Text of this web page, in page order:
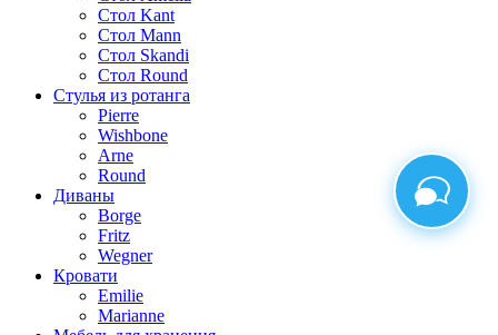
Стол Kant
Стол Mann
Стол Skandi
Стол Round
Стулья из ротанга
Pierre
Wishbone
Arne
Round
Диваны
Borge
Fritz
Wegner
Кровати
Emilie
Marianne